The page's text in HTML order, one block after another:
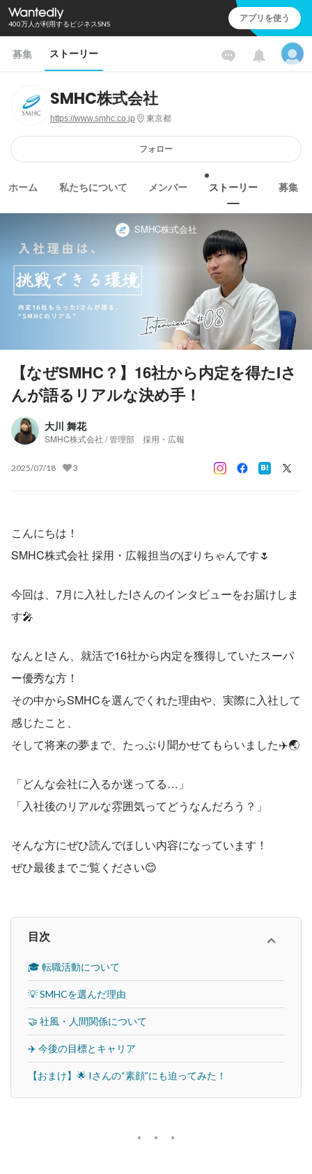
400万人が利用するビジネスSNS アプリを使う
募集 ストーリー
SMHC株式会社
https://www.smhc.co.jp 東京都
フォロー
ホーム 私たちについて メンバー ストーリー 募集
SMHC株式会社
【なぜSMHC？】16社から内定を得たIさ
んが語るリアルな決め手！
大川 舞花
SMHC株式会社 / 管理部 採用・広報
2025/07/18 3
こんにちは！
SMHC株式会社 採用・広報担当のぽりちゃんです🌷
今回は、7月に入社したIさんのインタビューをお届けしま
す🎤
なんとIさん、就活で16社から内定を獲得していたスーパ
ー優秀な方！
その中からSMHCを選んでくれた理由や、実際に入社して
感じたこと、
そして将来の夢まで、たっぷり聞かせてもらいました✈️🌏
「どんな会社に入るか迷ってる…」
「入社後のリアルな雰囲気ってどうなんだろう？」
そんな方にぜひ読んでほしい内容になっています！
ぜひ最後までご覧ください😊
目次
🎓 転職活動について
💡 SMHCを選んだ理由
🤝 社風・人間関係について
✈️ 今後の目標とキャリア
【おまけ】🌟 Iさんの“素顔”にも迫ってみた！